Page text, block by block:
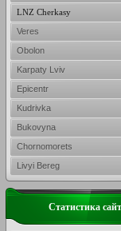
LNZ Cherkasy
Veres
Obolon
Karpaty Lviv
Epicentr
Kudrivka
Bukovyna
Chornomorets
Livyi Bereg
Статистика